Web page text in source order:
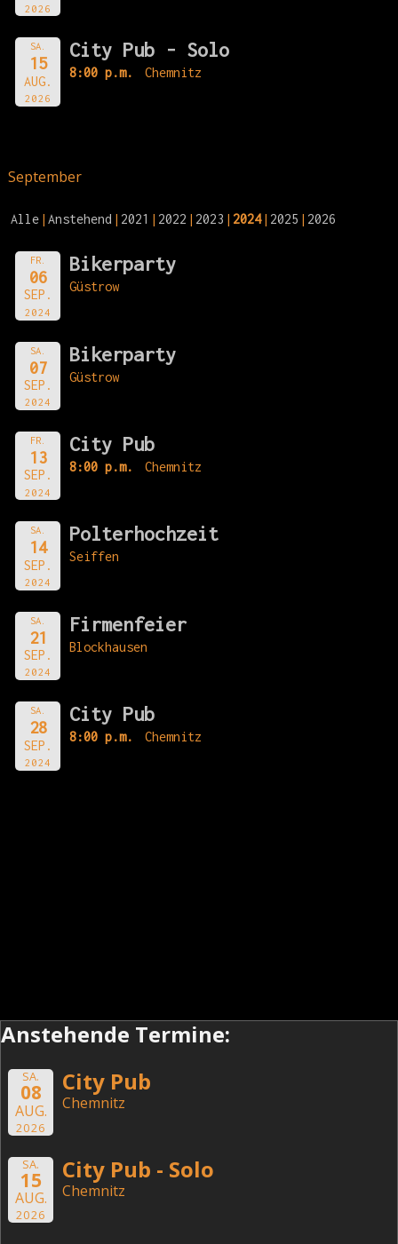
2026
SA.
15
AUG.
2026
City Pub - Solo
8:00 p.m. Chemnitz
September
Alle Anstehend 2021 2022 2023 2024 2025 2026
FR.
06
SEP.
2024
Bikerparty
Güstrow
SA.
07
SEP.
2024
Bikerparty
Güstrow
FR.
13
SEP.
2024
City Pub
8:00 p.m. Chemnitz
SA.
14
SEP.
2024
Polterhochzeit
Seiffen
SA.
21
SEP.
2024
Firmenfeier
Blockhausen
SA.
28
SEP.
2024
City Pub
8:00 p.m. Chemnitz
Anstehende Termine:
SA.
08
AUG.
2026
City Pub
Chemnitz
SA.
15
AUG.
2026
City Pub - Solo
Chemnitz